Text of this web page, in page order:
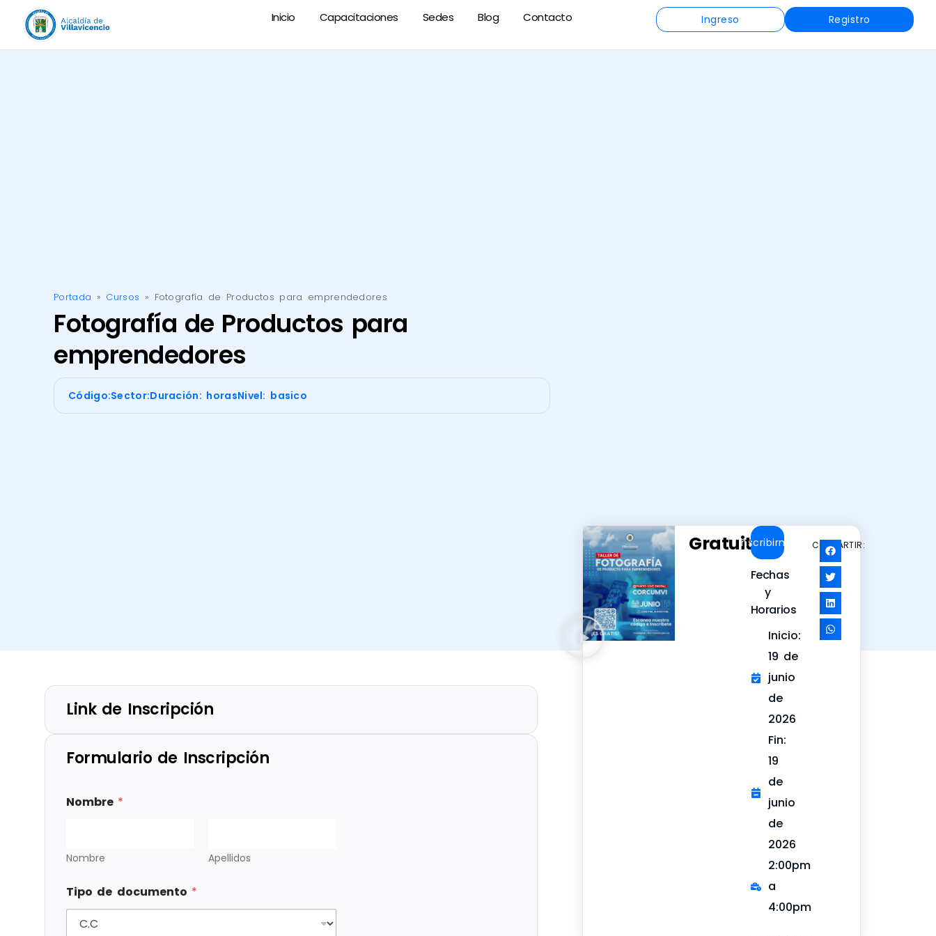
Inicio Capacitaciones Sedes Blog Contacto Ingreso Registro
Portada » Cursos » Fotografía de Productos para emprendedores
Fotografía de Productos para
emprendedores
Código:Sector:Duración: horasNivel: basico
Link de Inscripción
Formulario de Inscripción
Nombre *
Nombre Apellidos
Tipo de documento *
GratuitoInscribirme
Fechas
y
Horarios
Inicio:
19 de
junio
de
2026
Fin:
19
de
junio
de
2026
2:00pm
a
4:00pm
COMPARTIR: